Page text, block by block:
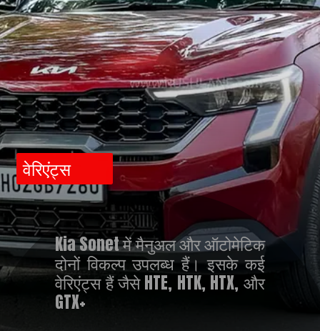
Kia Sonet में मैनुअल और ऑटोमेटिक
दोनों विकल्प उपलब्ध हैं। इसके कई
वेरिएंट्स हैं जैसे HTE, HTK, HTX, और
GTX+
वेरिएंट्स